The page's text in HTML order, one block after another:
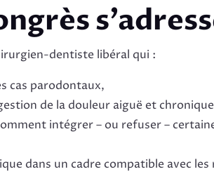
dentiste libéral qui :
cas parodontaux,
de la douleur aiguë et
intégrer – ou refuser –
dans un cadre compatible avec